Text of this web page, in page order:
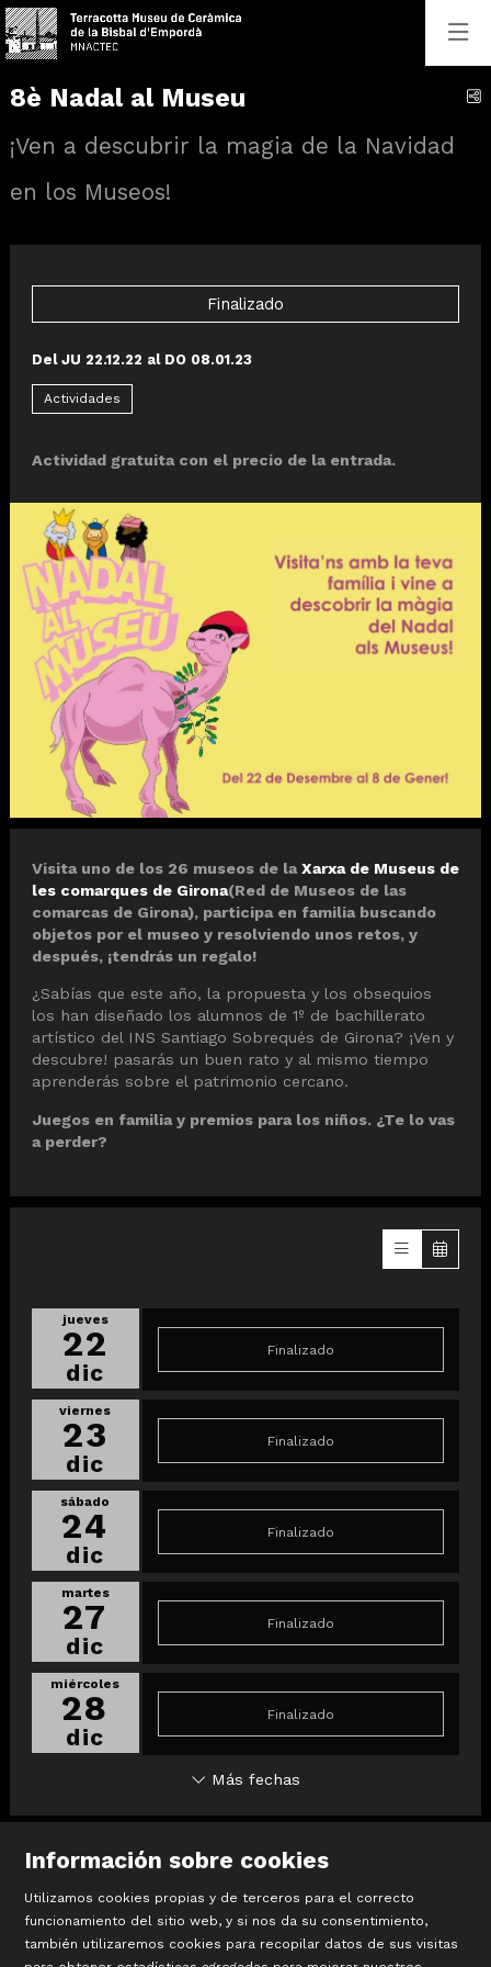
8è Nadal al Museu
¡Ven a descubrir la magia de la Navidad
en los Museos!
Finalizado
Del JU 22.12.22 al DO 08.01.23
Actividades
Actividad gratuita con el precio de la entrada.
Diapositiva 1 de 1
Visita uno de los 26 museos de laXarxa de Museus de
les comarques de Girona(Red de Museos de las
comarcas de Girona), participa en familia buscando
objetos por el museo y resolviendo unos retos, y
después, ¡tendrás un regalo!
¿Sabías que este año, la propuesta y los obsequios
los han diseñado los alumnos de 1º de bachillerato
artístico del INS Santiago Sobrequés de Girona? ¡Ven y
descubre! pasarás un buen rato y al mismo tiempo
aprenderás sobre el patrimonio cercano.
Juegos en familia y premios para los niños. ¿Te lo vas
a perder?
jueves
22
dic
Finalizado
viernes
23
dic
Finalizado
sábado
24
dic
Finalizado
martes
27
dic
Finalizado
miércoles
28
dic
Finalizado
Más fechas
©Terracotta Museu
Información sobre cookies
Utilizamos cookies propias y de terceros para el correcto
funcionamiento del sitio web, y si nos da su consentimiento,
también utilizaremos cookies para recopilar datos de sus visitas